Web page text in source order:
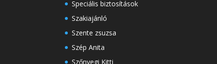
Speciális biztosítások
Szakiajánló
Szente zsuzsa
Szép Anita
Szőnyegi Kitti